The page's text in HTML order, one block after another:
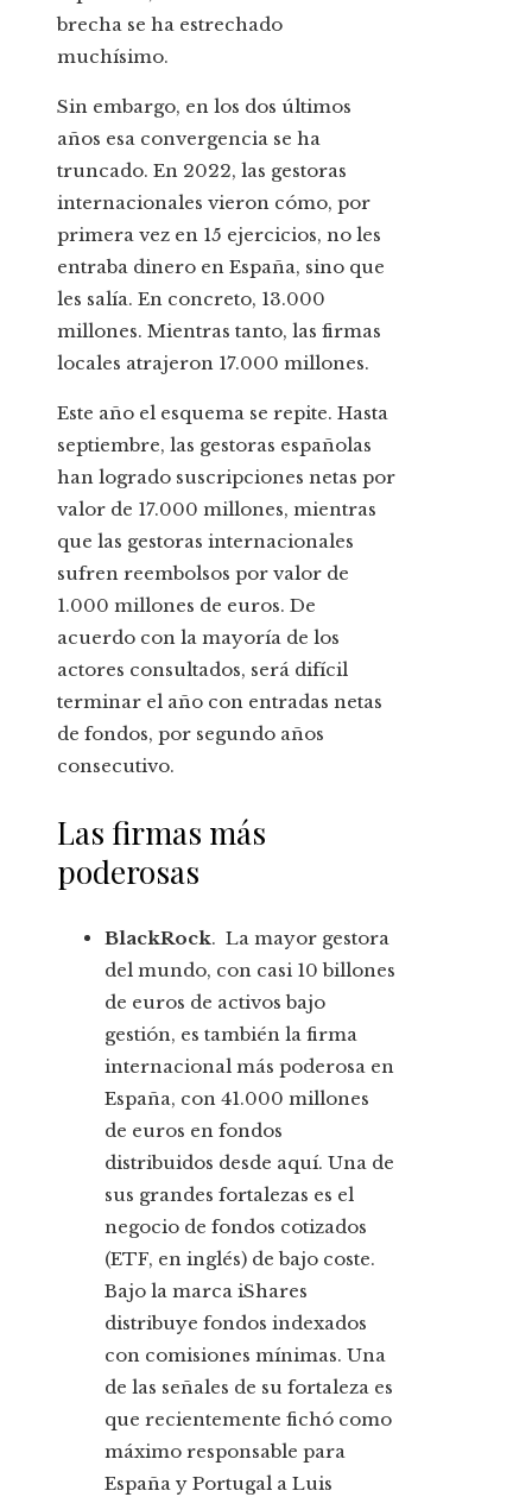
brecha se ha estrechado
muchísimo.
Sin embargo, en los dos últimos
años esa convergencia se ha
truncado. En 2022, las gestoras
internacionales vieron cómo, por
primera vez en 15 ejercicios, no les
entraba dinero en España, sino que
les salía. En concreto, 13.000
millones. Mientras tanto, las firmas
locales atrajeron 17.000 millones.
Este año el esquema se repite. Hasta
septiembre, las gestoras españolas
han logrado suscripciones netas por
valor de 17.000 millones, mientras
que las gestoras internacionales
sufren reembolsos por valor de
1.000 millones de euros. De
acuerdo con la mayoría de los
actores consultados, será difícil
terminar el año con entradas netas
de fondos, por segundo años
consecutivo.
Las firmas más
poderosas
BlackRock. La mayor gestora
del mundo, con casi 10 billones
de euros de activos bajo
gestión, es también la firma
internacional más poderosa en
España, con 41.000 millones
de euros en fondos
distribuidos desde aquí. Una de
sus grandes fortalezas es el
negocio de fondos cotizados
(ETF, en inglés) de bajo coste.
Bajo la marca iShares
distribuye fondos indexados
con comisiones mínimas. Una
de las señales de su fortaleza es
que recientemente fichó como
máximo responsable para
España y Portugal a Luis